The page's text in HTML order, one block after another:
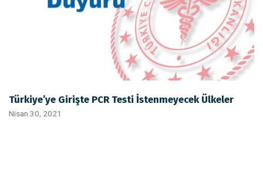
Türkiye’ye Girişte PCR Testi İstenmeyecek Ülkeler
Nisan 30, 2021